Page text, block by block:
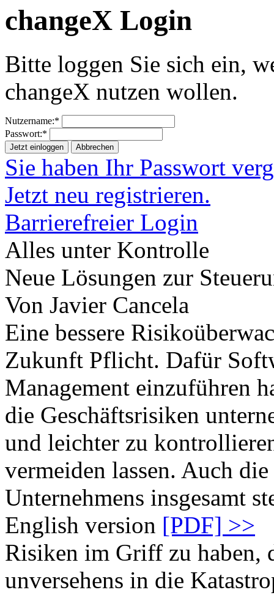
changeX Login
Bitte loggen Sie sich ein,
changeX nutzen wollen.
Nutzername:*
Passwort:*
Jetzt einloggen Abbrechen
Sie haben Ihr Passwort
Jetzt neu registrieren.
Barrierefreier Login
Alles unter Kontrolle
Neue Lösungen zur
Von Javier Cancela
Eine bessere
Zukunft Pflicht. Dafür
Management einzuführen
die Geschäftsrisiken
und leichter zu
vermeiden lassen. Auch
Unternehmens insgesamt
English version [PDF] >>
Risiken im Griff zu haben,
unversehens in die